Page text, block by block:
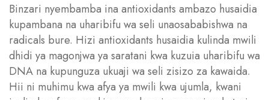
Binzari nyembamba ina antioxidants ambazo husaidia
kupambana na uharibifu wa seli unaosababishwa na
radicals bure. Hizi antioxidants husaidia kulinda mwili
dhidi ya magonjwa ya saratani kwa kuzuia uharibifu wa
DNA na kupunguza ukuaji wa seli zisizo za kawaida.
Hii ni muhimu kwa afya ya mwili kwa ujumla, kwani